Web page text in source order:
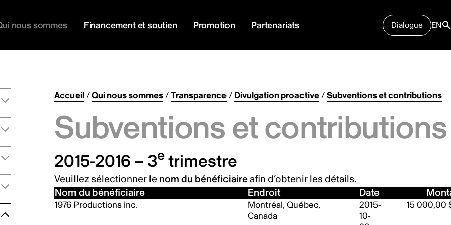
nous sommes Financement et soutien Promotion Partenariats Dialogue EN
Accueil/Qui nous sommes/Transparence/ Divulgation proactive/Subventions et contributions
Subventions et contributions
2015-2016 – 3e trimestre
Veuillez sélectionner le nom du bénéficiaireafin d’obtenir les détails.
Nom du bénéficiaire
Endroit Date
1976 Productions inc.
Montréal, Québec,
Canada
2015-
10-
15 000,00